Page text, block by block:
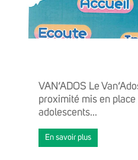
VAN’ADOS Le
proximité mis en
adolescents...
En savoir plus